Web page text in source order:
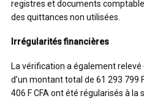
registres et documents
des quittances non utilisées.
Irrégularités financières
La vérification a également
d’un montant total de 61 293 799
406 F CFA ont été régularisés à la